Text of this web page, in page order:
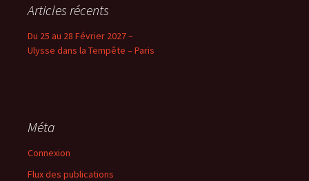
Articles récents
Du 25 au 28 Février 2027 –
Ulysse dans la Tempête – Paris
Méta
Connexion
Flux des publications